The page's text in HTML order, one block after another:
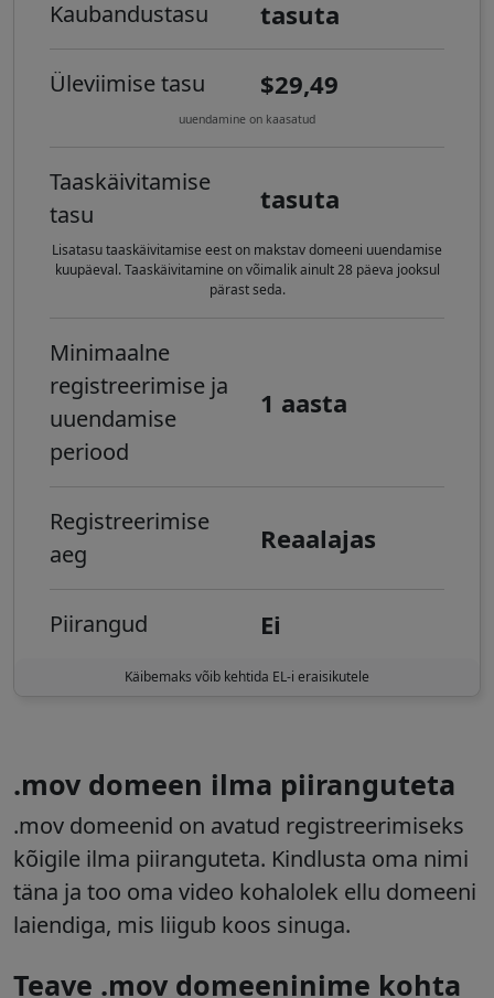
Kaubandustasu tasuta
Üleviimise tasu $29,49
uuendamine on kaasatud
Taaskäivitamise
tasu
tasuta
Lisatasu taaskäivitamise eest on makstav domeeni uuendamise
kuupäeval. Taaskäivitamine on võimalik ainult 28 päeva jooksul
pärast seda.
Minimaalne
registreerimise ja
uuendamise
periood
1 aasta
Registreerimise
aeg
Reaalajas
Piirangud Ei
Käibemaks võib kehtida EL-i eraisikutele
.mov domeen ilma piiranguteta
.mov domeenid on avatud registreerimiseks
kõigile ilma piiranguteta. Kindlusta oma nimi
täna ja too oma video kohalolek ellu domeeni
laiendiga, mis liigub koos sinuga.
Teave .mov domeeninime kohta